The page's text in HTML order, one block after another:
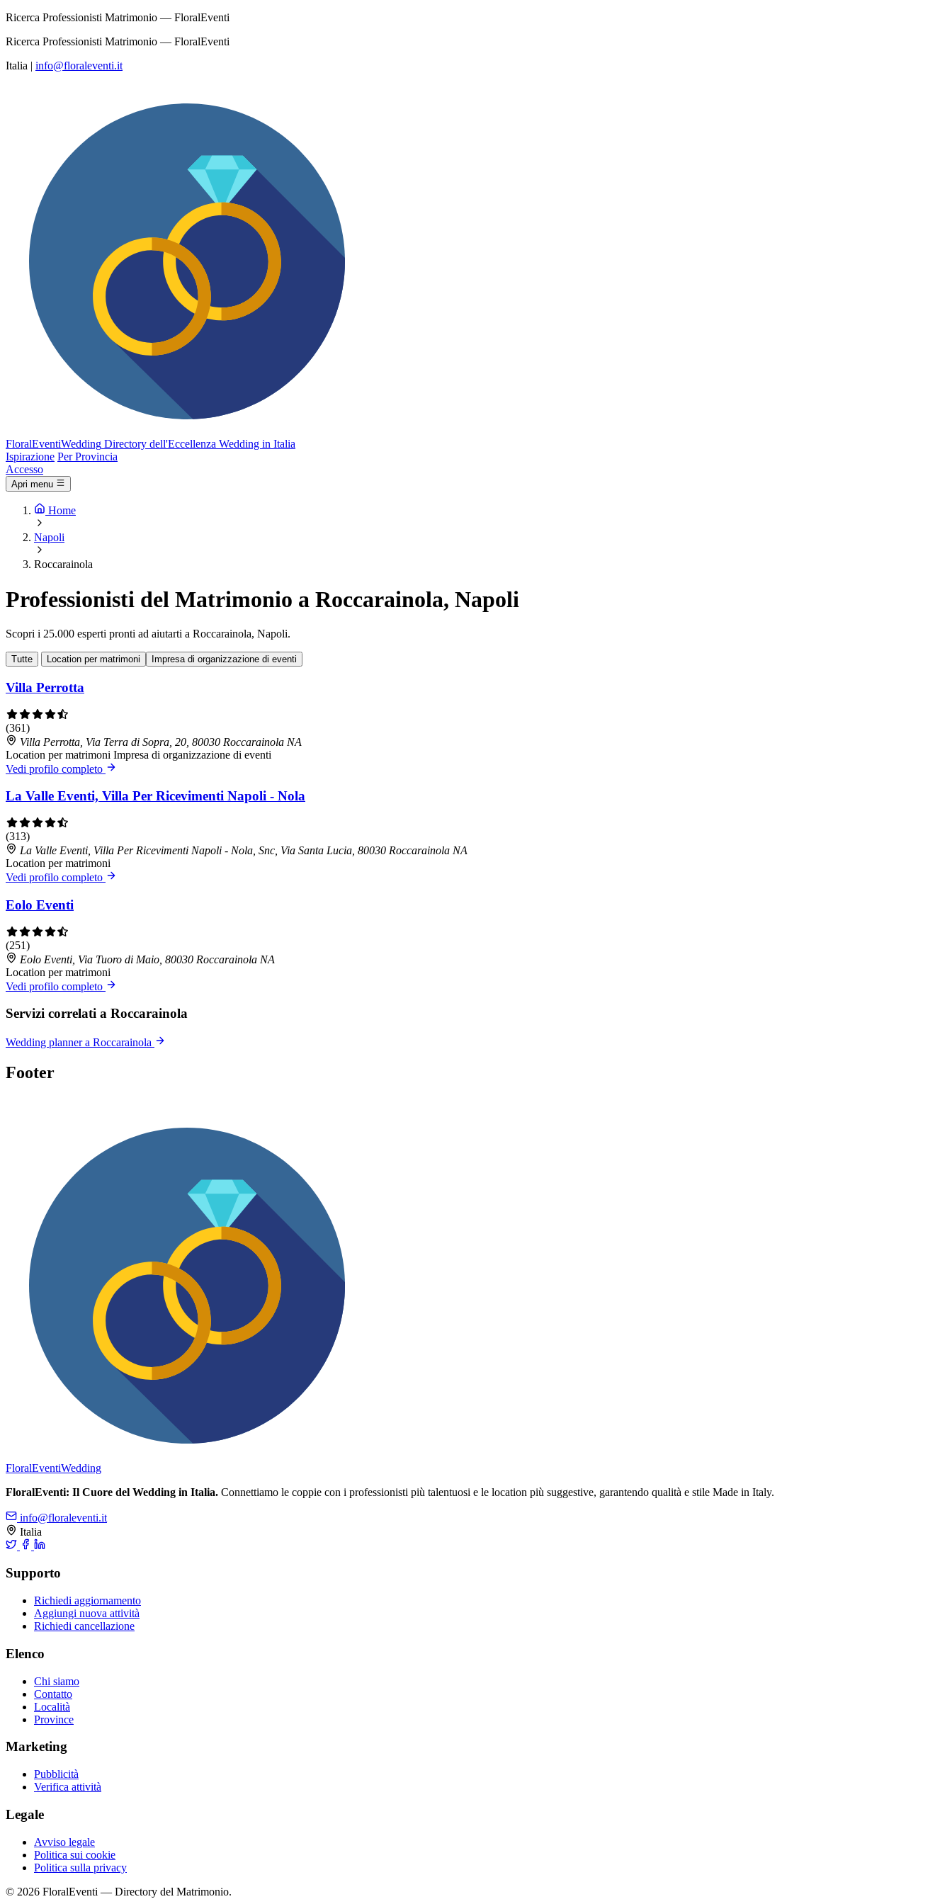
Ricerca Professionisti Matrimonio — FloralEventi
Ricerca Professionisti Matrimonio — FloralEventi
Italia | info@floraleventi.it
FloralEventiWedding Directory dell'Eccellenza Wedding in Italia
Ispirazione Per Provincia
Accesso
Apri menu
Home
Napoli
Roccarainola
Professionisti del Matrimonio a Roccarainola, Napoli
Scopri i 25.000 esperti pronti ad aiutarti a Roccarainola, Napoli.
Tutte Location per matrimoni Impresa di organizzazione di eventi
Villa Perrotta
(361)
Villa Perrotta, Via Terra di Sopra, 20, 80030 Roccarainola NA
Location per matrimoni Impresa di organizzazione di eventi
Vedi profilo completo
La Valle Eventi, Villa Per Ricevimenti Napoli - Nola
(313)
La Valle Eventi, Villa Per Ricevimenti Napoli - Nola, Snc, Via Santa Lucia, 80030 Roccarainola NA
Location per matrimoni
Vedi profilo completo
Eolo Eventi
(251)
Eolo Eventi, Via Tuoro di Maio, 80030 Roccarainola NA
Location per matrimoni
Vedi profilo completo
Servizi correlati a Roccarainola
Wedding planner a Roccarainola
Footer
FloralEventiWedding
FloralEventi: Il Cuore del Wedding in Italia. Connettiamo le coppie con i professionisti più talentuosi e le location più suggestive, garantendo qualità e stile Made in Italy.
info@floraleventi.it
Italia
Supporto
Richiedi aggiornamento
Aggiungi nuova attività
Richiedi cancellazione
Elenco
Chi siamo
Contatto
Località
Province
Marketing
Pubblicità
Verifica attività
Legale
Avviso legale
Politica sui cookie
Politica sulla privacy
© 2026 FloralEventi — Directory del Matrimonio.